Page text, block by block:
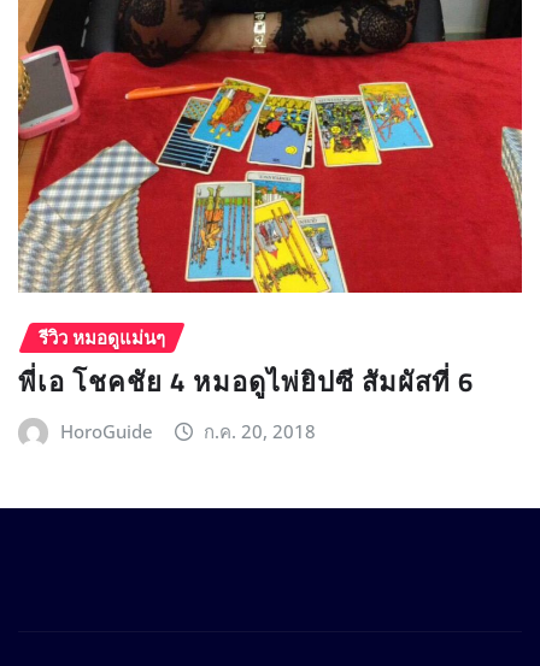
รีวิว หมอดูแม่นๆ
พี่เอ โชคชัย 4 หมอดูไพ่ยิปซี สัมผัสที่ 6
HoroGuide ก.ค. 20, 2018